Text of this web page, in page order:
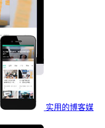
实用的博客媒